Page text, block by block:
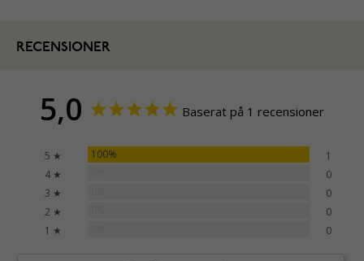
RECENSIONER
5,0 Baserat på 1 recensioner
5 ★ 100%
1
4 ★
0
3 ★
0
2 ★
0
1 ★
0